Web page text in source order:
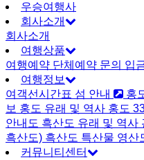
우승여행사
회사소개
회사소개
여행상품
여행예약 단체예약 문의 입
여행정보
여객선시간표 섬 안내 홍
보 홍도 유래 및 역사 홍도
안내도 흑산도 유래 및 역사
흑산도) 흑산도 특산물 영산
커뮤니티센터